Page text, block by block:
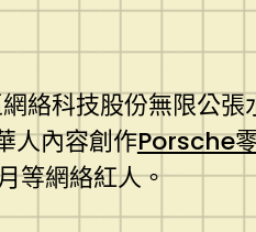
絡科技股份無限公
人內容創作Porsche
等網絡紅人。